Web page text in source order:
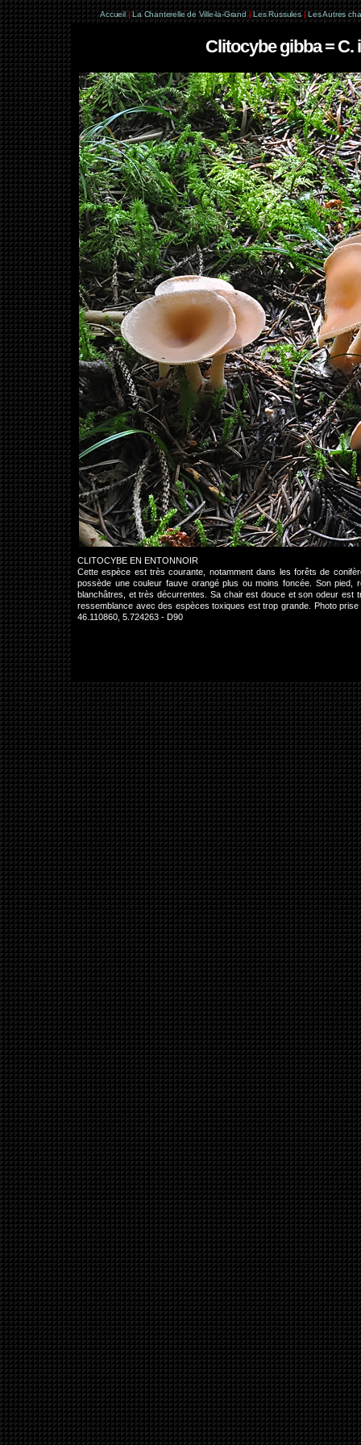
Accueil | La Chanterelle de Ville-la-Grand | Les Russules | Les Autres
Clitocybe gibba =
CLITOCYBE EN ENTONNOIR
Cette espèce est très courante, notamment dans les forêts de
possède une couleur fauve orangé plus ou moins foncée. Son
blanchâtres, et très décurrentes. Sa chair est douce et son odeur est
ressemblance avec des espèces toxiques est trop grande. Photo
46.110860, 5.724263 - D90